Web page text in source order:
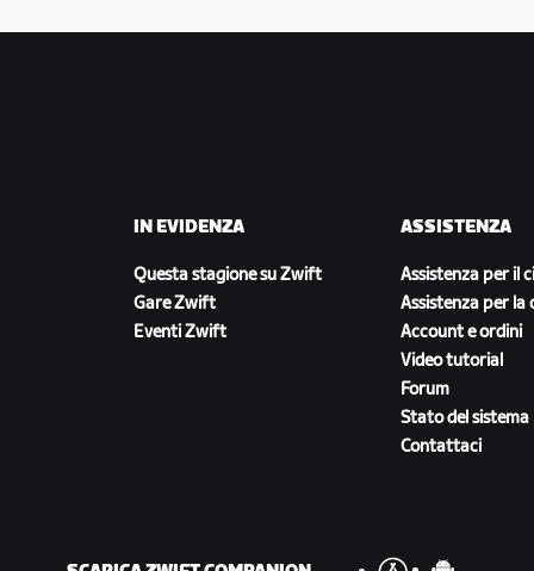
IN EVIDENZA
Questa stagione su Zwift
Gare Zwift
Eventi Zwift
ASSISTENZA
Assistenza per il
Assistenza per la
Account e ordini
Video tutorial
Forum
Stato del sistema
Contattaci